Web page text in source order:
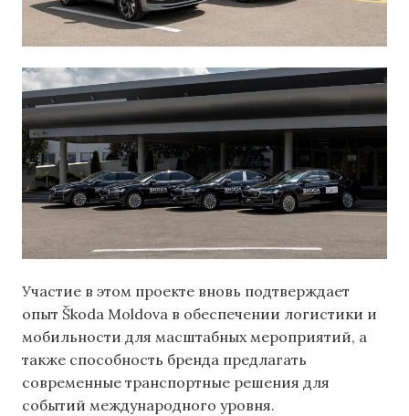
Участие в этом проекте вновь подтверждает
опыт Škoda Moldova в обеспечении логистики и
мобильности для масштабных мероприятий, а
также способность бренда предлагать
современные транспортные решения для
событий международного уровня.